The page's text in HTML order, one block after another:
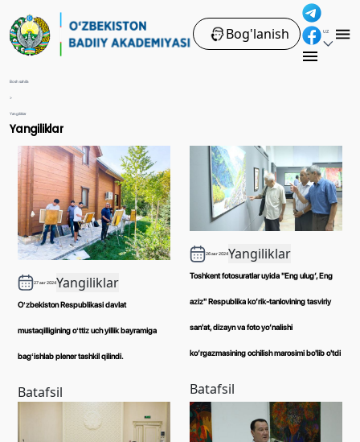
Bog'lanish UZ
Bosh sahifa
>
Yangiliklar
Yangiliklar
27 авг 2024Yangiliklar
Oʻzbekiston Respublikasi davlat
mustaqilligining oʻttiz uch yillik bayramiga
bagʻishlab plener tashkil qilindi.
Batafsil
26 авг 2024Yangiliklar
Toshkent fotosuratlar uyida "Eng ulug‘, Eng
aziz" Respublika ko‘rik-tanlovining tasviriy
san'at, dizayn va foto yo‘nalishi
ko‘rgazmasining ochilish marosimi bo'lib o'tdi
Batafsil